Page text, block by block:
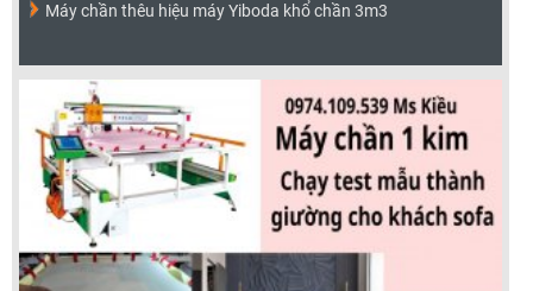
Máy chần thêu hiệu máy Yiboda khổ chần 3m3